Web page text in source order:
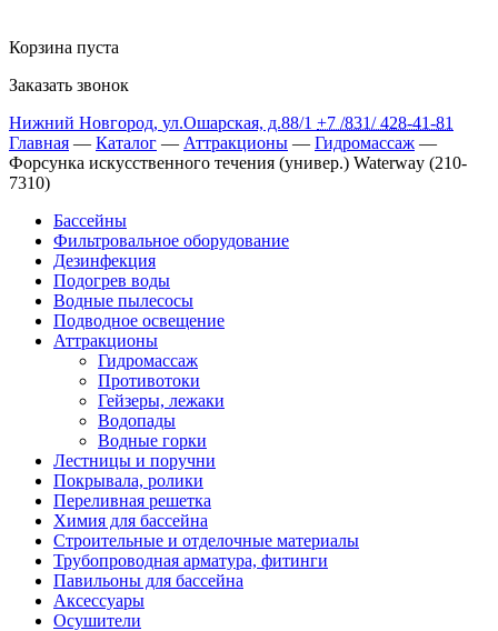
Корзина пуста
Заказать звонок
Нижний Новгород, ул.Ошарская, д.88/1 +7 /831/428-41-81
Главная — Каталог — Аттракционы — Гидромассаж —
Форсунка искусственного течения (универ.) Waterway (210-
7310)
Бассейны
Фильтровальное оборудование
Дезинфекция
Подогрев воды
Водные пылесосы
Подводное освещение
Аттракционы
Гидромассаж
Противотоки
Гейзеры, лежаки
Водопады
Водные горки
Лестницы и поручни
Покрывала, ролики
Переливная решетка
Химия для бассейна
Строительные и отделочные материалы
Трубопроводная арматура, фитинги
Павильоны для бассейна
Аксессуары
Осушители